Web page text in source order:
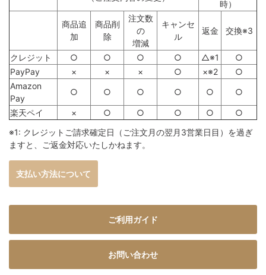
時）
商品追
加
商品削
除
注文数
の
増減
キャンセ
ル
返金 交換※3
クレジット ○ ○ ○ ○ △※1
○
PayPay
× × × ○ ×※2
○
Amazon
Pay
○ ○ ○ ○ ○ ○
楽天ペイ × ○ ○ ○ ○
○
※1: クレジットご請求確定日（ご注文月の翌月3営業日目）を過ぎ
ますと、ご返金対応いたしかねます。
支払い方法について
ご利用ガイド
お問い合わせ